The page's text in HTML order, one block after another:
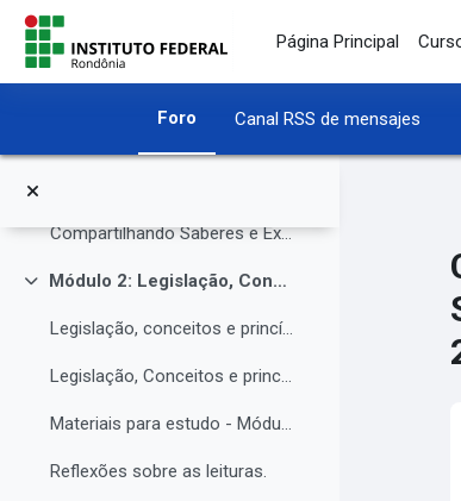
Salta al contenido principal
Página Principal
Foro Canal RSS de mensajes
O Instituto Federal de Rondônia - IFRO
Compartilhando Saberes e Experiências.
Colapsar
Módulo 2: Legislação, Conceitos e princípios da educação inclusiva.
Legislação, conceitos e princípios da educação inclusiva.
Legislação, Conceitos e princípios da educação inclusiva (parte 2)
Materiais para estudo - Módulo 2.
Reflexões sobre as leituras.